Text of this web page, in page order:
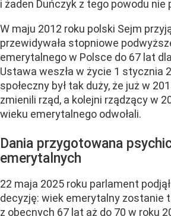
i żaden Duńczyk z tego powodu nie
W maju 2012 roku polski Sejm
przewidywała stopniowe
emerytalnego w Polsce do 67 lat
Ustawa weszła w życie 1 stycznia
społeczny był tak duży, że już w
zmienili rząd, a kolejni rządzący w
wieku emerytalnego odwołali.
Dania przygotowana
emerytalnych
22 maja 2025 roku parlament
decyzję: wiek emerytalny zostanie
z obecnych 67 lat aż do 70 w roku